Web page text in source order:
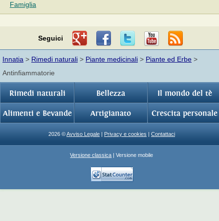
Famiglia
Seguici
Innatia > Rimedi naturali > Piante medicinali > Piante ed Erbe >
Antinfiammatorie
Rimedi naturali Bellezza Il mondo del tè
Alimenti e Bevande Artigianato Crescita personale
2026 ©Avviso Legale | Privacy e cookies | Contattaci
Versione classica | Versione mobile